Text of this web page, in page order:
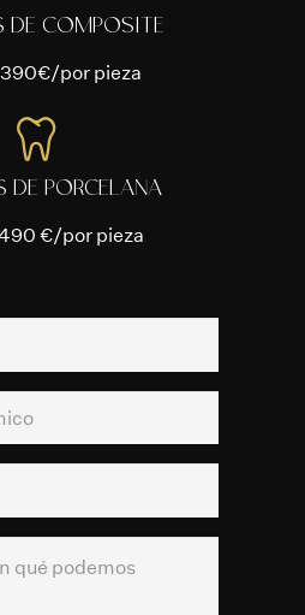
DE COMPOSITE
por pieza
DE PORCELANA
€/por pieza